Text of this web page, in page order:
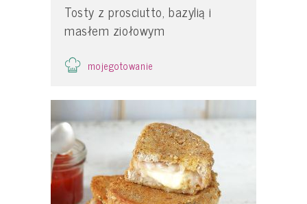
Tosty z prosciutto, bazylią i
masłem ziołowym
mojegotowanie